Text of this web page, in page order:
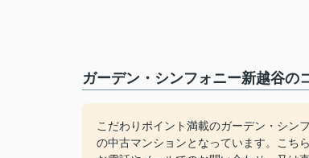
ガーデン・シンフォニー新越谷の
こだわりポイント満載のガーデン・シン
の中古マンションとなっています。こち